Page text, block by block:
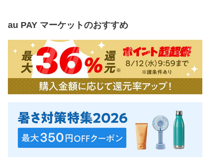
au PAY マーケットのおすすめ